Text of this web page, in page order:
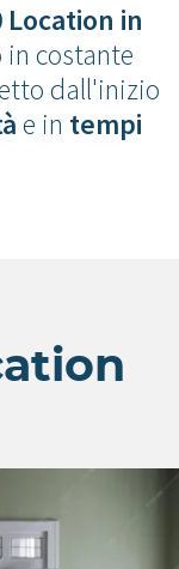
Location in
in costante
dall'inizio
e in tempi